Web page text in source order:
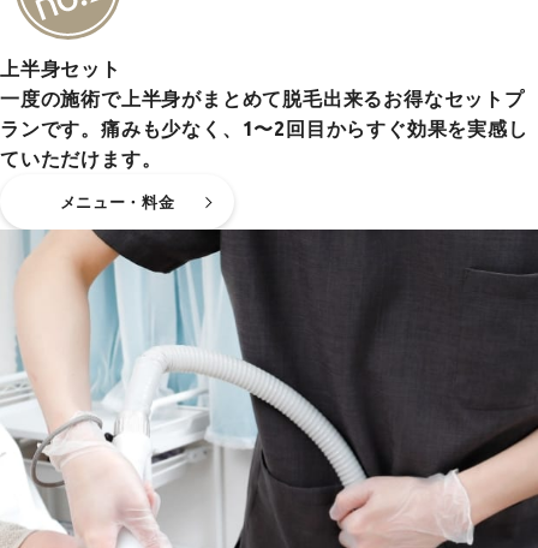
上半身セット
一度の施術で上半身がまとめて脱毛出来るお得なセットプ
ランです。痛みも少なく、1〜2回目からすぐ効果を実感し
ていただけます。
メニュー・料金